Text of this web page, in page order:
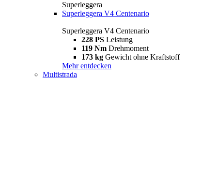
Superleggera
Superleggera V4 Centenario
Superleggera V4 Centenario
228 PS Leistung
119 Nm Drehmoment
173 kg Gewicht ohne Kraftstoff
Mehr entdecken
Multistrada